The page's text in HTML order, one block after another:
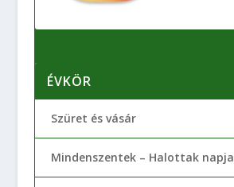
ÉVKÖR
Szüret és vásár
Mindenszentek – Halottak napja